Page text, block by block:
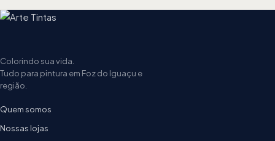
Colorindo sua vida.
Tudo para pintura em Foz do Iguaçu e
região.
Quem somos
Nossas lojas